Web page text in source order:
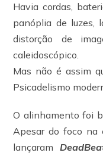
Havia cordas,
panóplia de luzes,
distorção de
caleidoscópico.
Mas não é assim
Psicadelismo
O alinhamento foi
Apesar do foco na
lançaram